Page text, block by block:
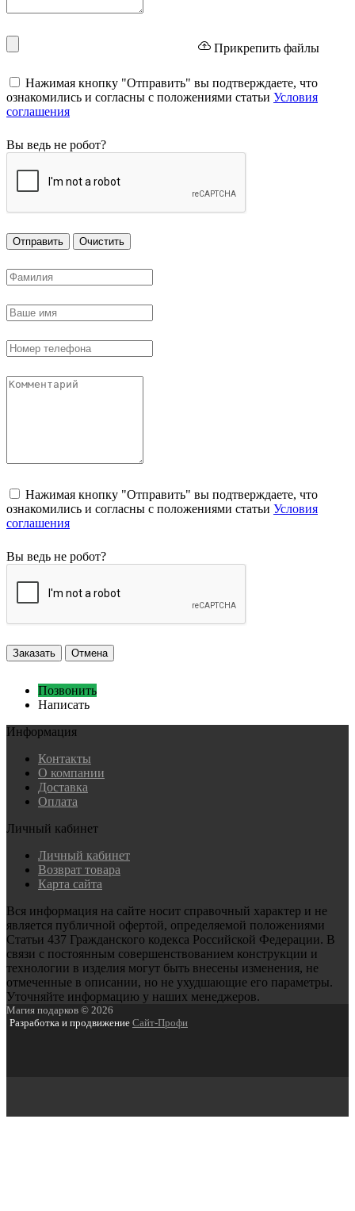
Прикрепить файлы
Нажимая кнопку "Отправить" вы подтверждаете, что
ознакомились и согласны с положениями статьи Условия
соглашения
Вы ведь не робот?
Отправить Очистить
Нажимая кнопку "Отправить" вы подтверждаете, что
ознакомились и согласны с положениями статьи Условия
соглашения
Вы ведь не робот?
Заказать Отмена
Позвонить
Написать
Информация
Контакты
О компании
Доставка
Оплата
Личный кабинет
Личный кабинет
Возврат товара
Карта сайта
Вся информация на сайте носит справочный характер и не
является публичной офертой, определяемой положениями
Статьи 437 Гражданского кодекса Российской Федерации. В
связи с постоянным совершенствованием конструкции и
технологии в изделия могут быть внесены изменения, не
отмеченные в описании, но не ухудшающие его параметры.
Уточняйте информацию у наших менеджеров.
Магия подарков © 2026
Разработка и продвижение Сайт-Профи